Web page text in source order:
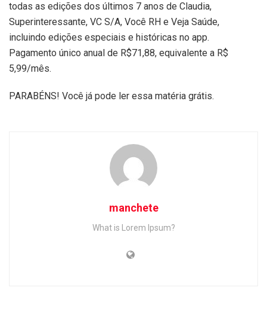
todas as edições dos últimos 7 anos de Claudia,
Superinteressante, VC S/A, Você RH e Veja Saúde,
incluindo edições especiais e históricas no app.
Pagamento único anual de R$71,88, equivalente a R$
5,99/mês.
PARABÉNS! Você já pode ler essa matéria grátis.
manchete
What is Lorem Ipsum?